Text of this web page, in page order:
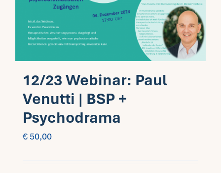
12/23 Webinar: Paul
Venutti | BSP +
Psychodrama
€ 50,00